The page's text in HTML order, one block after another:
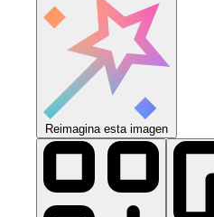
Reimagina esta imagen